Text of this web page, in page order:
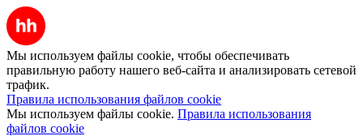
Мы используем файлы cookie, чтобы обеспечивать
правильную работу нашего веб-сайта и анализировать сетевой
трафик.
Правила использования файлов cookie
Мы используем файлы cookie. Правила использования
файлов cookie